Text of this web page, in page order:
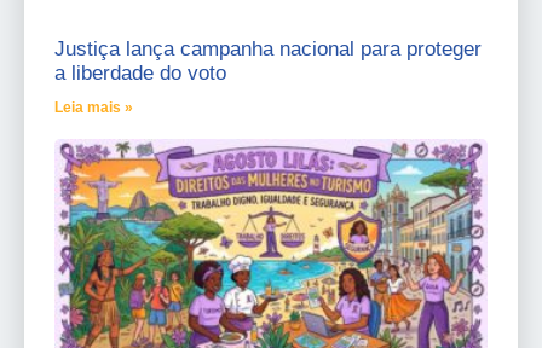
Justiça lança campanha nacional para proteger
a liberdade do voto
Leia mais »